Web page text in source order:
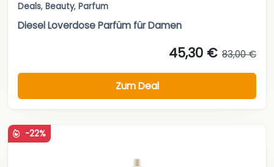
Deals, Beauty, Parfum
Diesel Loverdose Parfüm für Damen
45,30 € 83,00 €
Zum Deal
-22%